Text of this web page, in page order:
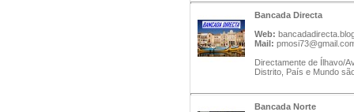
Bancada Directa
Web:
Mail:
Directamente de Ílhavo/
Distrito, País e Mundo
Bancada Norte